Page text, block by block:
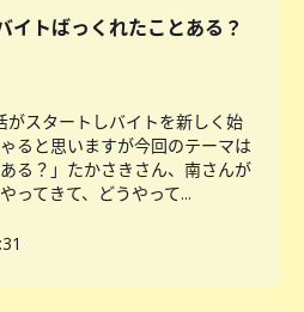
イトばっくれたことある？
がスタートしバイトを新しく始
ると思いますが今回のテーマは
る？」たかさきさん、南さんが
ってきて、どうやって...